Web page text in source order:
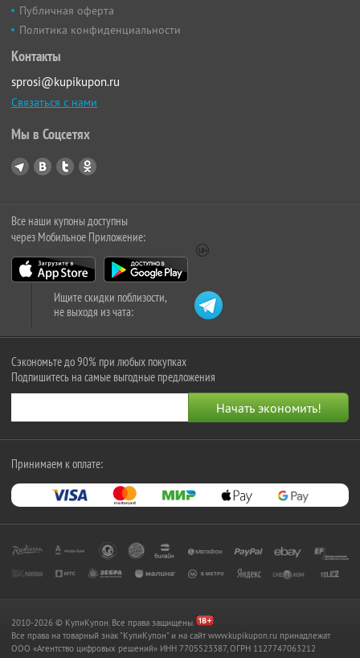
Публичная оферта
Политика конфиденциальности
Контакты
sprosi@kupikupon.ru
Связаться с нами
Мы в Соцсетях
Все наши купоны доступны
через Мобильное Приложение:
Ищите скидки поблизости,
не выходя из чата:
Сэкономьте до 90% при любых покупках
Подпишитесь на самые выгодные предложения
Принимаем к оплате:
2010-2026 © КупиКупон. Все права защищены.
Все права на товарный знак "КупиКупон" и на сайт www.kupikupon.ru принадлежат
OOO «Агентство цифровых решений» ИНН 7705523387, ОГРН 1127747063212